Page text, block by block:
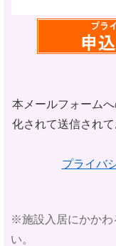
本メールフォーム
化されて送信され
プライバ
※施設入居にかかわ
い。